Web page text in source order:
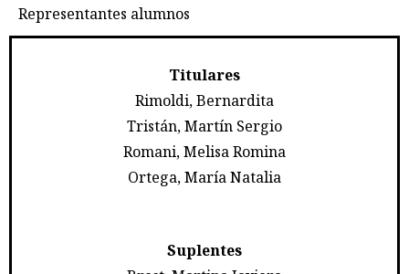
Representantes alumnos
Titulares
Rimoldi, Bernardita
Tristán, Martín Sergio
Romani, Melisa Romina
Ortega, María Natalia
Suplentes